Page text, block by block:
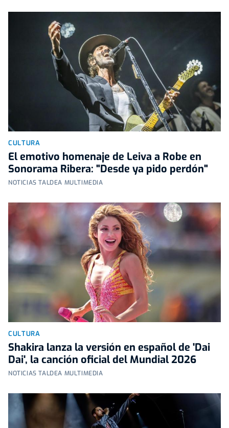
CULTURA
El emotivo homenaje de Leiva a Robe en
Sonorama Ribera: "Desde ya pido perdón"
NOTICIAS TALDEA MULTIMEDIA
CULTURA
Shakira lanza la versión en español de 'Dai
Dai', la canción oficial del Mundial 2026
NOTICIAS TALDEA MULTIMEDIA